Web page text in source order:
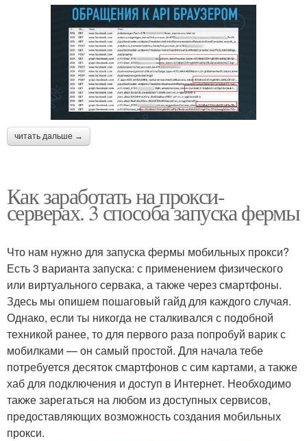
читать дальше →
Как заработать на прокси-
серверах. 3 способа запуска фермы
Что нам нужно для запуска фермы мобильных прокси?
Есть 3 варианта запуска: с применением физического
или виртуального сервака, а также через смартфоны.
Здесь мы опишем пошаговый гайд для каждого случая.
Однако, если ты никогда не сталкивался с подобной
техникой ранее, то для первого раза попробуй варик с
мобилками — он самый простой. Для начала тебе
потребуется десяток смартфонов с сим картами, а также
хаб для подключения и доступ в Интернет. Необходимо
также зарегаться на любом из доступных сервисов,
предоставляющих возможность создания мобильных
прокси.